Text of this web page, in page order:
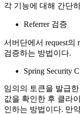
각 기능에 대해 간단
Referrer 검증
서버단에서 request의
검증하는 방법이다.
Spring Security
임의의 토큰을 발급
값을 확인한 후 클라
인하는 방법이다. 만